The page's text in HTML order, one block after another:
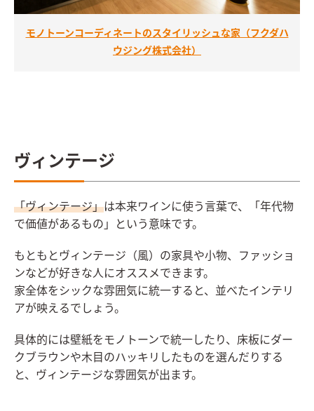
モノトーンコーディネートのスタイリッシュな家（フクダハ
ウジング株式会社）
ヴィンテージ
「ヴィンテージ」は本来ワインに使う言葉で、「年代物
で価値があるもの」という意味です。
もともとヴィンテージ（風）の家具や小物、ファッショ
ンなどが好きな人にオススメできます。
家全体をシックな雰囲気に統一すると、並べたインテリ
アが映えるでしょう。
具体的には壁紙をモノトーンで統一したり、床板にダー
クブラウンや木目のハッキリしたものを選んだりする
と、ヴィンテージな雰囲気が出ます。